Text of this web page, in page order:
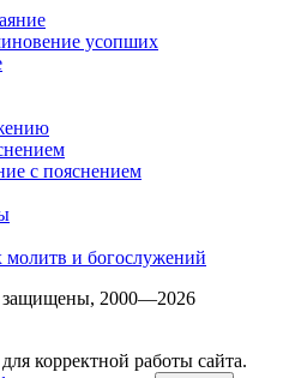
усопших
с пояснением
молитв и богослужений
2000—2026
корректной работы сайта.